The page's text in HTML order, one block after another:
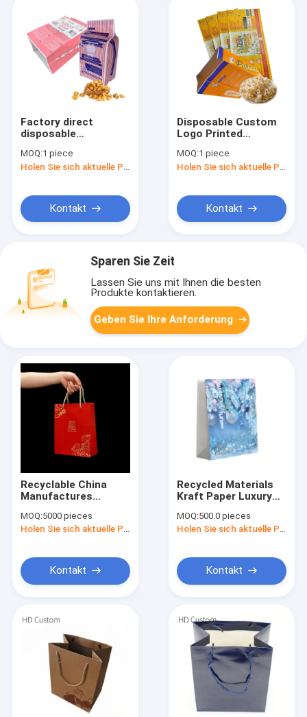
Factory direct
disposable
food grade
microwave popcorn
MOQ:1 piece
Kontakt
Disposable Custom
Logo Printed
Bags Popcorn Food
Wrapping Paper Bag
MOQ:1 piece
Kontakt
Sparen Sie Zeit
Lassen Sie uns mit Ihnen die besten
Produkte kontaktieren.
Geben Sie Ihre Anforderung
Recyclable China
Manufactures
Logo Printed Luxury
Paper Gift Bags With
MOQ:5000 pieces
Holen Sie sich aktuelle Preis
Kontakt
Recycled Materials
Kraft Paper Luxury
Shopping Paper Bag
MOQ:500.0 pieces
Holen Sie sich aktuelle Preis
Kontakt